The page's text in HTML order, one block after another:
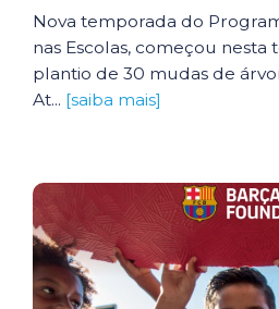
Nova temporada do
nas Escolas, começou nesta
plantio de 30 mudas de
At... [saiba mais]